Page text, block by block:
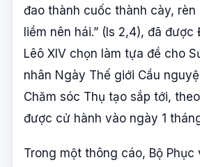
đao thành cuốc thành cày, rèn
liềm nên hái.” (Is 2,4), đã
Lêô XIV chọn làm tựa đề cho
nhân Ngày Thế giới Cầu
Chăm sóc Thụ tạo sắp tới,
được cử hành vào ngày 1
Trong một thông cáo, Bộ Phục